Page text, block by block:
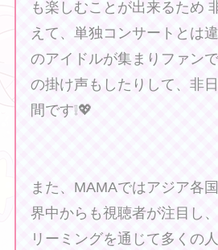
も楽しむことが出来るため
えて、単独コンサートとは
のアイドルが集まりファン
の掛け声もしたりして、非
間です❕💖
また、MAMAではアジア各
界中からも視聴者が注目し
リーミングを通じて多くの